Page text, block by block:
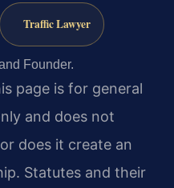
Traffic Lawyer
Founder.
page is for general
and does not
does it create an
Statutes and their